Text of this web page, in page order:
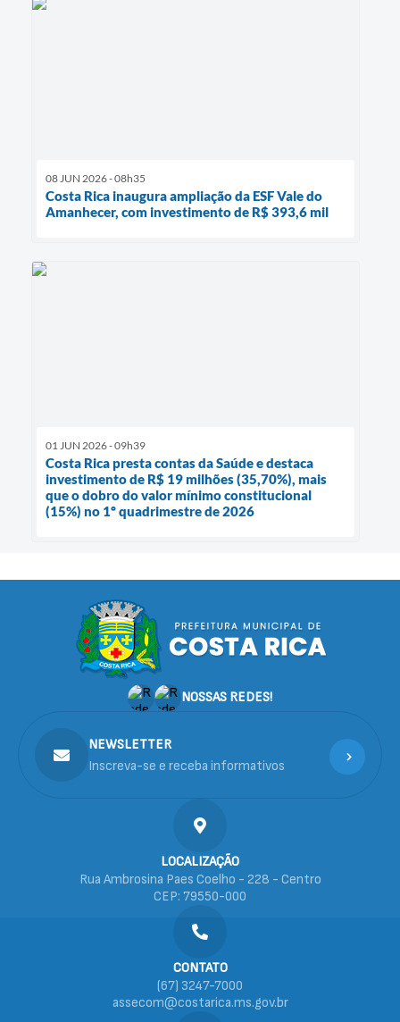
08 JUN 2026 - 08h35
Costa Rica inaugura ampliação da ESF Vale do
Amanhecer, com investimento de R$ 393,6 mil
01 JUN 2026 - 09h39
Costa Rica presta contas da Saúde e destaca
investimento de R$ 19 milhões (35,70%), mais
que o dobro do valor mínimo constitucional
(15%) no 1º quadrimestre de 2026
NOSSAS REDES!
LOCALIZAÇÃO
Rua Ambrosina Paes Coelho - 228 - Centro
CEP: 79550-000
CONTATO
(67) 3247-7000
assecom@costarica.ms.gov.br
NEWSLETTER
Inscreva-se e receba informativos